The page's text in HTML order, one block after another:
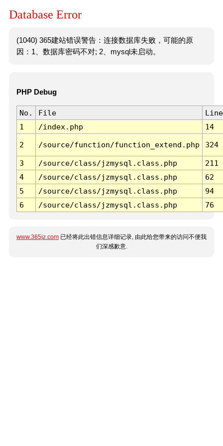
Database Error
(1040) 365建站错误警告：连接数据库失败，可能的原
因：1、数据库密码不对; 2、mysql未启动。
PHP Debug
No. File
Line
1
/index.php 14
2 /source/function/function_extend.php 324
3 /source/class/jzmysql.class.php
211
4
/source/class/jzmysql.class.php
62
5
/source/class/jzmysql.class.php
94
6
/source/class/jzmysql.class.php 76
www.365jz.com 已经将此出错信息详细记录, 由此给您带来的访问不便我
们深感歉意.